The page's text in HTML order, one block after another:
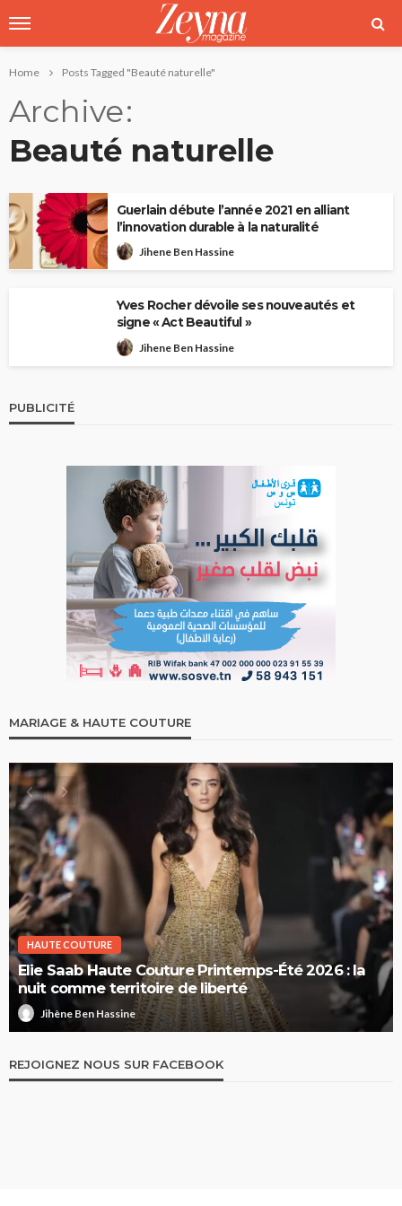
Home Posts Tagged "Beauté naturelle"
Archive
Beauté naturelle
Guerlain débute l’année 2021 en alliant
l’innovation durable à la naturalité
Jihene Ben Hassine
Yves Rocher dévoile ses nouveautés et
signe « Act Beautiful »
Jihene Ben Hassine
PUBLICITÉ
MARIAGE & HAUTE COUTURE
HAUTE COUTURE
Elie Saab Haute Couture Printemps-Été 2026 : la
nuit comme territoire de liberté
Jihène Ben Hassine
REJOIGNEZ NOUS SUR FACEBOOK